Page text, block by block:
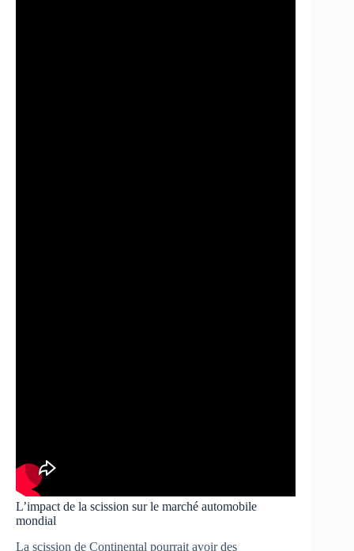
L’impact de la scission sur le marché automobile
mondial
La scission de Continental pourrait avoir des